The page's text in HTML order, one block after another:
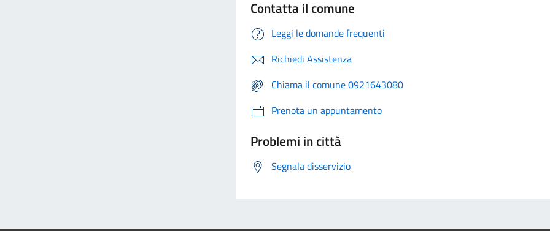
Contatta il comune
Leggi le domande frequenti
Richiedi Assistenza
Chiama il comune 0921643080
Prenota un appuntamento
Problemi in città
Segnala disservizio